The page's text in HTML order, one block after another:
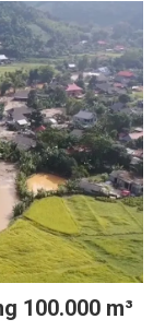
100.000 m³